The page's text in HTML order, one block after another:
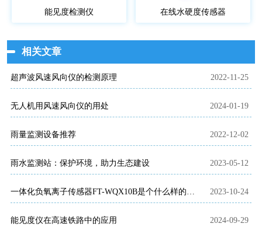
能见度检测仪 在线水硬度传感器
相关文章
超声波风速风向仪的检测原理 2022-11-25
无人机用风速风向仪的用处 2024-01-19
雨量监测设备推荐 2022-12-02
雨水监测站：保护环境，助力生态建设 2023-05-12
2023-10-24
能见度仪在高速铁路中的应用 2024-09-29